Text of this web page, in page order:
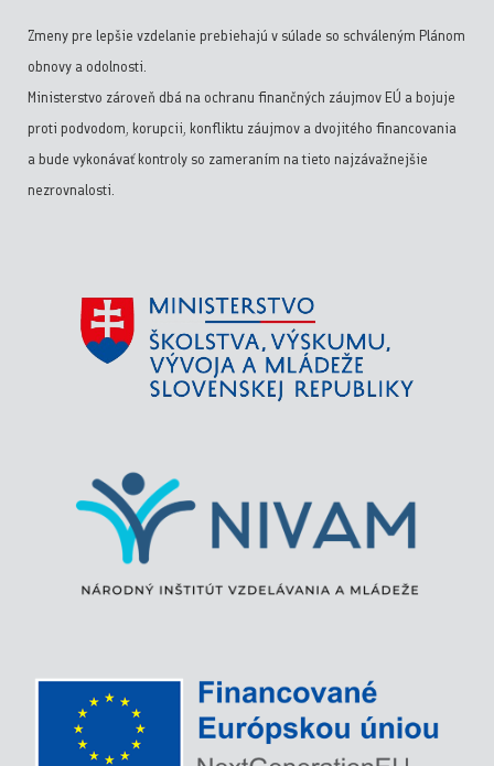
Zmeny pre lepšie vzdelanie prebiehajú v súlade so schváleným Plánom
obnovy a odolnosti.
Ministerstvo zároveň dbá na ochranu finančných záujmov EÚ a bojuje
proti podvodom, korupcii, konfliktu záujmov a dvojitého financovania
a bude vykonávať kontroly so zameraním na tieto najzávažnejšie
nezrovnalosti.